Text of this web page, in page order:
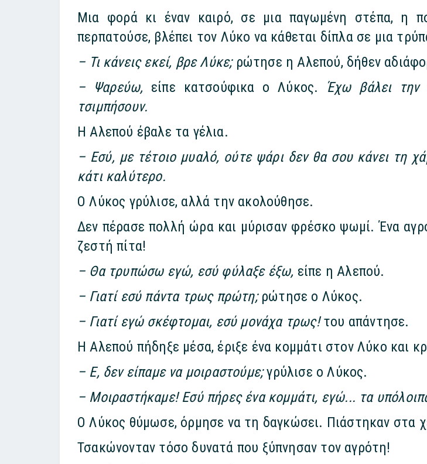
Μια φορά κι έναν καιρό, σε μια παγωμένη στέπα, η
περπατούσε, βλέπει τον Λύκο να κάθεται δίπλα σε μια
– Τι κάνεις εκεί, βρε Λύκε;ρώτησε η Αλεπού, δήθεν
– Ψαρεύω, είπε κατσούφικα ο Λύκος.
Έχω βάλει την
τσιμπήσουν.
Η Αλεπού έβαλε τα γέλια.
– Εσύ, με τέτοιο μυαλό, ούτε ψάρι δεν θα σου κάνει τη
κάτι καλύτερο.
Ο Λύκος γρύλισε, αλλά την ακολούθησε.
Δεν πέρασε πολλή ώρα και μύρισαν φρέσκο ψωμί. Ένα
ζεστή πίτα!
– Θα τρυπώσω εγώ, εσύ φύλαξε έξω, είπε η Αλεπού.
– Γιατί εσύ πάντα τρως πρώτη;ρώτησε ο Λύκος.
– Γιατί εγώ σκέφτομαι, εσύ μονάχα τρως!του απάντησε.
Η Αλεπού πήδηξε μέσα, έριξε ένα κομμάτι στον Λύκο και
– Ε, δεν είπαμε να μοιραστούμε;γρύλισε ο Λύκος.
– Μοιραστήκαμε! Εσύ πήρες ένα κομμάτι, εγώ... τα
Ο Λύκος θύμωσε, όρμησε να τη δαγκώσει. Πιάστηκαν στα
Τσακώνονταν τόσο δυνατά που ξύπνησαν τον αγρότη!